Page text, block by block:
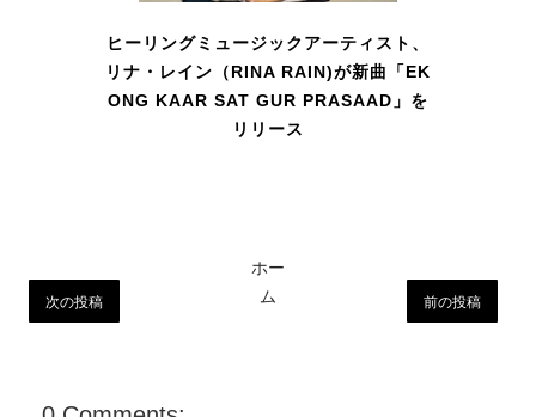
ヒーリングミュージックアーティスト、
リナ・レイン（RINA RAIN)が新曲「EK
ONG KAAR SAT GUR PRASAAD」を
リリース
次の投稿 前の投稿
ホー
ム